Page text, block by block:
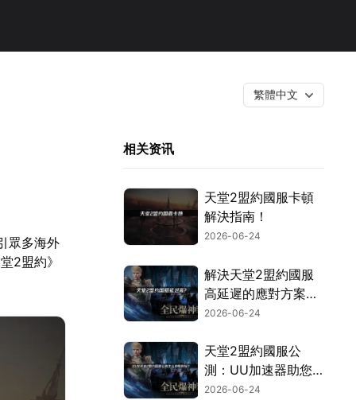
繁體中文
眾多海外
2盟約》
相关资讯
天堂2盟約國服卡頓
解決指南！
2026-06-24
解決天堂2盟約國服
高延遲的應對方案與
網路最佳化指南！
2026-06-24
天堂2盟約國服公
測：UU加速器助您
順暢遊玩！
2026-06-24